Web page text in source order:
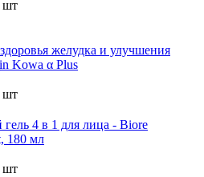
шт
желудка и улучшения
Kowa α Plus
шт
4 в 1 для лица - Biore
180 мл
шт